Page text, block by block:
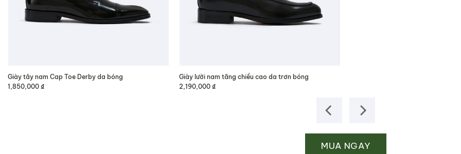
Giày tây nam Cap Toe Derby da bóng
1,850,000 ₫
Giày lười nam tăng chiều cao da trơn bóng
2,190,000₫
MUA NGAY